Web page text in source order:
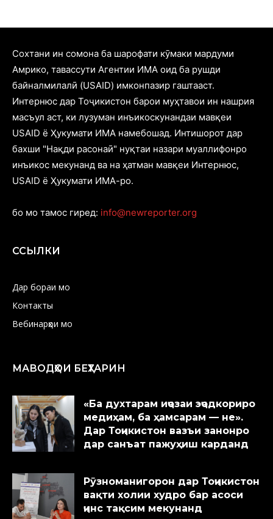
Cохтани ин сомона ба шарофати кӯмаки мардуми
Амрико, тавассути Агентии ИМА оид ба рушди
байналмилалӣ (USAID) имконпазир гаштааст.
Интернюс дар Тоҷикистон барои муҳтавои ин нашрия
масъул аст, ки лузуман инъикоскунандаи мавқеи
USAID ё Ҳукумати ИМА намебошад. Интишорот дар
бахши "Нақди расонаӣ" нуқтаи назари муаллифонро
инъикос мекунанд ва на ҳатман мавқеи Интернюс,
USAID ё Ҳукумати ИМА-ро.
бо мо тамос гиред: info@newreporter.org
ССЫЛКИ
Дар бораи мо
Контакты
Вебинарҳои мо
МАВОДҲОИ БЕҲТАРИН
«Ба духтарам иҷозаи эҷодкориро
медиҳам, ба ҳамсарам — не».
Дар Тоҷикистон вазъи занонро
дар санъат пажуҳиш карданд
Рӯзноманигорон дар Тоҷикистон
вақти холии худро бар асоси
ҷинс тақсим мекунанд